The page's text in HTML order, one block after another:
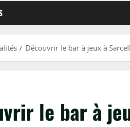
Découvrir le bar à jeux à
le bar à